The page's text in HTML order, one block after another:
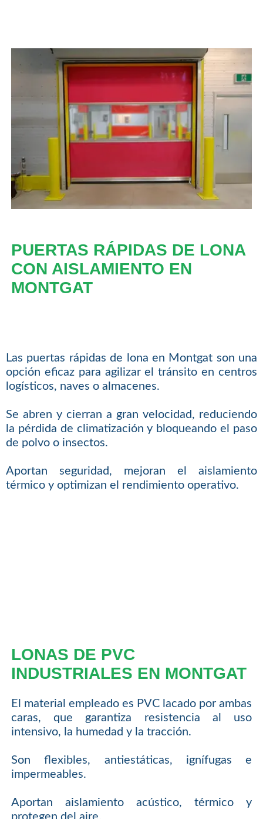
PUERTAS RÁPIDAS DE LONA
CON AISLAMIENTO EN
MONTGAT
Las puertas rápidas de lona en Montgat son una
opción eficaz para agilizar el tránsito en centros
logísticos, naves o almacenes.
Se abren y cierran a gran velocidad, reduciendo
la pérdida de climatización y bloqueando el paso
de polvo o insectos.
Aportan seguridad, mejoran el aislamiento
térmico y optimizan el rendimiento operativo.
LONAS DE PVC
INDUSTRIALES EN MONTGAT
El material empleado es PVC lacado por ambas
caras, que garantiza resistencia al uso
intensivo, la humedad y la tracción.
Son flexibles, antiestáticas, ignífugas e
impermeables.
Aportan aislamiento acústico, térmico y